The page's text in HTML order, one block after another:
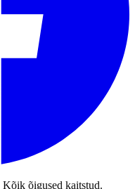
Kõik õigused kaitstud.